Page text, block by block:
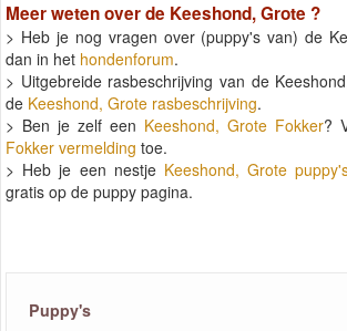
Meer weten over de Keeshond, Grote ?
> Heb je nog vragen over (puppy's van) de
dan in het hondenforum.
> Uitgebreide rasbeschrijving van de
de Keeshond, Grote rasbeschrijving.
> Ben je zelf een Keeshond, Grote Fokker?
Fokker vermelding toe.
> Heb je een nestje Keeshond, Grote
gratis op de puppy pagina.
Puppy's